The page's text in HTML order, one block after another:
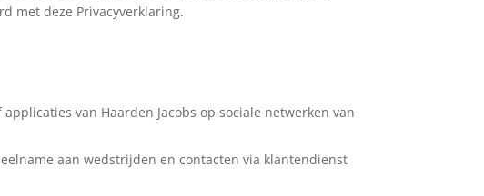
met deze Privacyverklaring.
van Haarden Jacobs op sociale netwerken van
aan wedstrijden en contacten via klantendienst